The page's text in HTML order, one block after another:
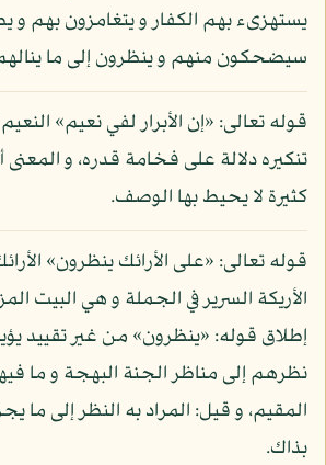
يستهزىء بهم الكفار و يتغامزون بهم
سيضحكون منهم و ينظرون إلى ما
قوله تعالى: «إن الأبرار لفي نعيم»
تنكيره دلالة على فخامة قدره، و المعنى
كثيرة لا يحيط بها الوصف.
قوله تعالى: «على الأرائك ينظرون»
الأريكة السرير في الجملة و هي البيت
إطلاق قوله: «ينظرون» من غير تقييد
نظرهم إلى مناظر الجنة البهجة و ما
المقيم، و قيل: المراد به النظر إلى ما
بذاك.